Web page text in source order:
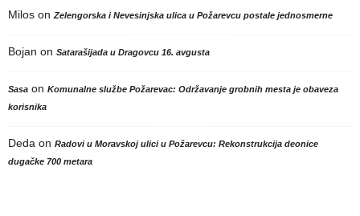
Milos on Zelengorska i Nevesinjska ulica u Požarevcu postale jednosmerne
Bojan on Satarašijada u Dragovcu 16. avgusta
Sasa on Komunalne službe Požarevac: Održavanje grobnih mesta je obaveza
korisnika
Deda on Radovi u Moravskoj ulici u Požarevcu: Rekonstrukcija deonice
dugačke 700 metara